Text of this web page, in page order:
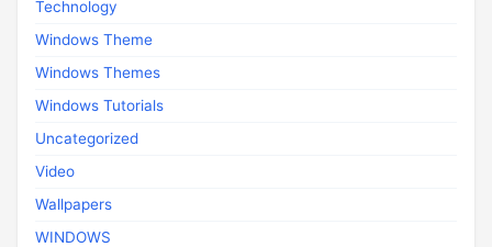
Technology
Windows Theme
Windows Themes
Windows Tutorials
Uncategorized
Video
Wallpapers
WINDOWS